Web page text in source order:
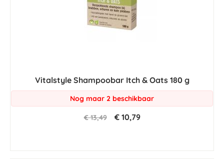
Vitalstyle Shampoobar Itch & Oats 180 g
Nog maar 2 beschikbaar
€ 13,49 € 10,79